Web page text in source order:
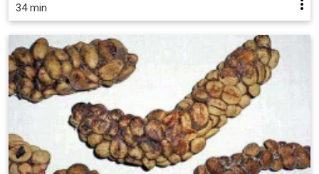
34 min